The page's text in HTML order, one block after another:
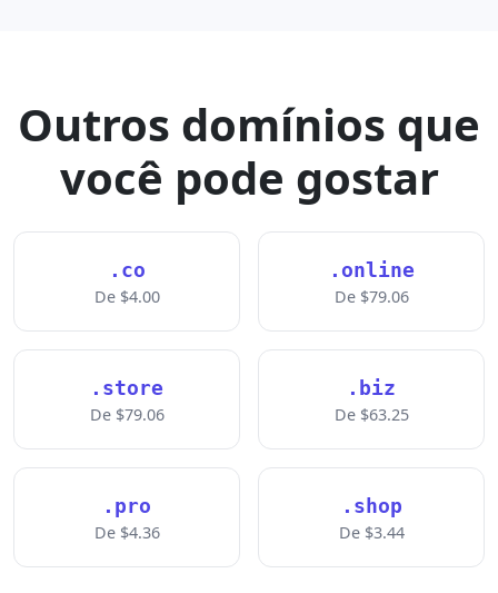
Outros domínios que
você pode gostar
.co
De $4.00
.online
De $79.06
.store
De $79.06
.biz
De $63.25
.pro
De $4.36
.shop
De $3.44